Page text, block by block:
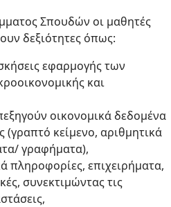
Σπουδών οι μαθητές
δεξιότητες όπως:
εφαρμογής των
και
οικονομικά δεδομένα
(γραπτό κείμενο, αριθμητικά
γραφήματα),
πληροφορίες, επιχειρήματα,
συνεκτιμώντας τις